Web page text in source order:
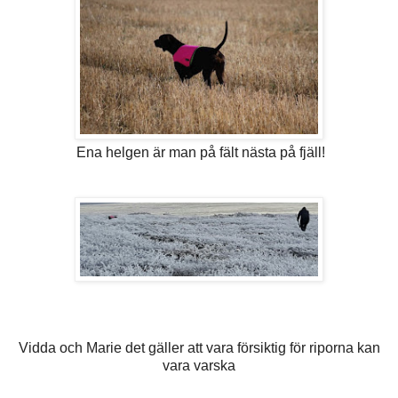
Ena helgen är man på fält nästa på fjäll!
Vidda och Marie det gäller att vara försiktig för riporna kan
vara varska